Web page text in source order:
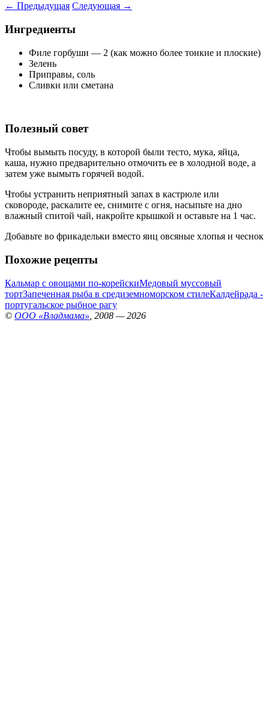
← Предыдущая Следующая →
Ингредиенты
Филе горбуши — 2 (как можно более тонкие и плоские)
Зелень
Приправы, соль
Сливки или сметана
Полезный совет
Чтобы вымыть посуду, в которой были тесто, мука, яйца,
каша, нужно предварительно отмочить ее в холодной воде, а
затем уже вымыть горячей водой.
Чтобы устранить неприятный запах в кастрюле или
сковороде, раскалите ее, снимите с огня, насыпьте на дно
влажный спитой чай, накройте крышкой и оставьте на 1 час.
Добавьте во фрикадельки вместо яиц овсяные хлопья и чеснок
Похожие рецепты
Кальмар с овощами по-корейскиМедовый муссовый
тортЗапеченная рыба в средиземноморском стилеКалдейрада -
португальское рыбное рагу
© ООО «Владмама» , 2008 — 2026